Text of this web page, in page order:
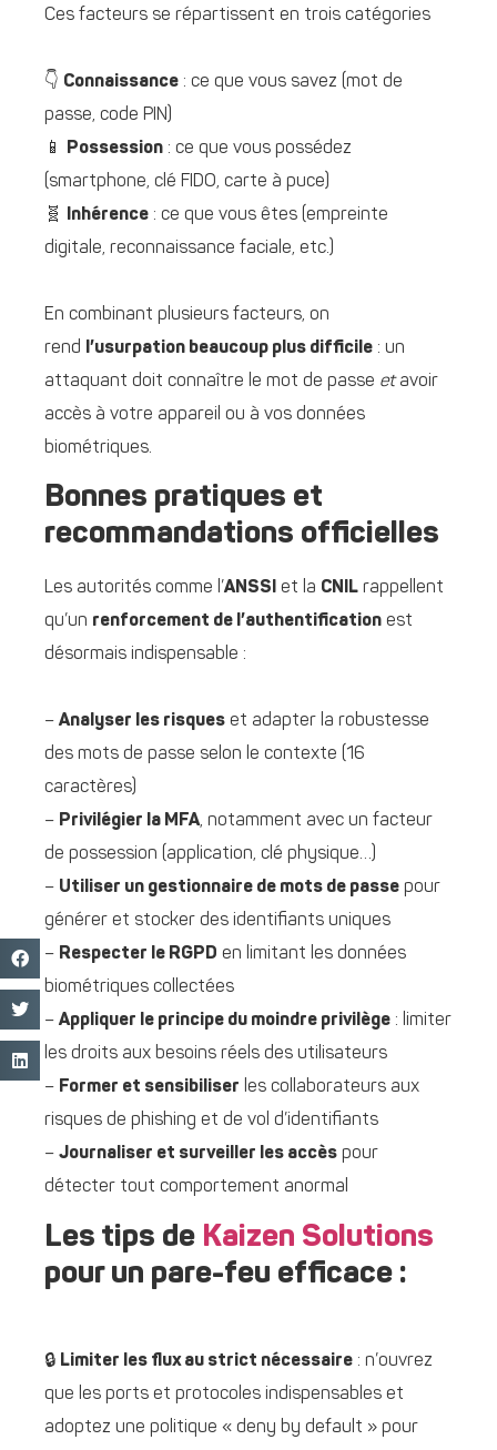
Ces facteurs se répartissent en trois catégories
👇 Connaissance : ce que vous savez (mot de
passe, code PIN)
📱
Possession : ce que vous possédez
(smartphone, clé FIDO, carte à puce)
🧬
Inhérence : ce que vous êtes (empreinte
digitale, reconnaissance faciale, etc.)
En combinant plusieurs facteurs, on
rend l’usurpation beaucoup plus difficile : un
attaquant doit connaître le mot de passe etavoir
accès à votre appareil ou à vos données
biométriques.
Bonnes pratiques et
recommandations officielles
Les autorités comme l’ANSSI et la CNIL rappellent
qu’un renforcement de l’authentification est
désormais indispensable :
– Analyser les risques et adapter la robustesse
des mots de passe selon le contexte (16
caractères)
– Privilégier la MFA, notamment avec un facteur
de possession (application, clé physique…)
– Utiliser un gestionnaire de mots de passe pour
générer et stocker des identifiants uniques
– Respecter le RGPD en limitant les données
biométriques collectées
– Appliquer le principe du moindre privilège : limiter
les droits aux besoins réels des utilisateurs
– Former et sensibiliser les collaborateurs aux
risques de phishing et de vol d’identifiants
– Journaliser et surveiller les accès pour
détecter tout comportement anormal
Les tips de Kaizen Solutions
pour un pare-feu efficace :
🔒 Limiter les flux au strict nécessaire : n’ouvrez
que les ports et protocoles indispensables et
adoptez une politique « deny by default » pour